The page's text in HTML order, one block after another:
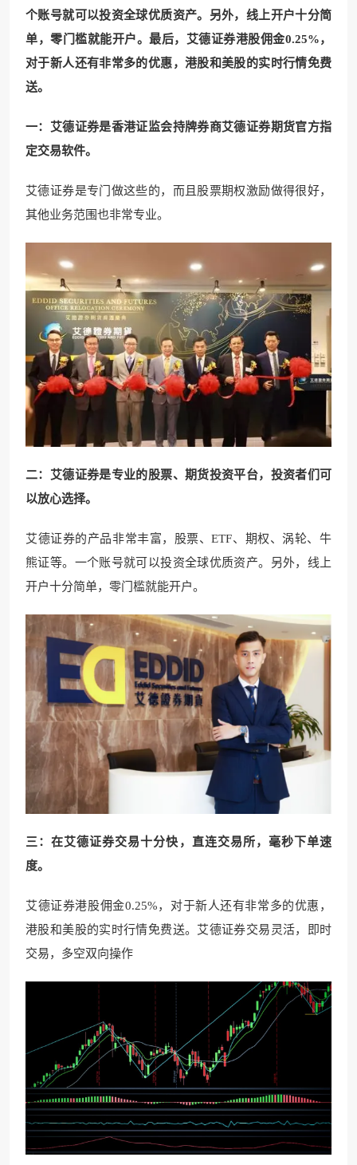
个账号就可以投资全球优质资产。另外，线上开户十分简
单，零门槛就能开户。最后，艾德证券港股佣金0.25%，
对于新人还有非常多的优惠，港股和美股的实时行情免费
送。
一：艾德证券是香港证监会持牌券商艾德证券期货官方指
定交易软件。
艾德证券是专门做这些的，而且股票期权激励做得很好，
其他业务范围也非常专业。
二：艾德证券是专业的股票、期货投资平台，投资者们可
以放心选择。
艾德证券的产品非常丰富，股票、ETF、期权、涡轮、牛
熊证等。一个账号就可以投资全球优质资产。另外，线上
开户十分简单，零门槛就能开户。
三：在艾德证券交易十分快，直连交易所，毫秒下单速
度。
艾德证券港股佣金0.25%，对于新人还有非常多的优惠，
港股和美股的实时行情免费送。艾德证券交易灵活，即时
交易，多空双向操作